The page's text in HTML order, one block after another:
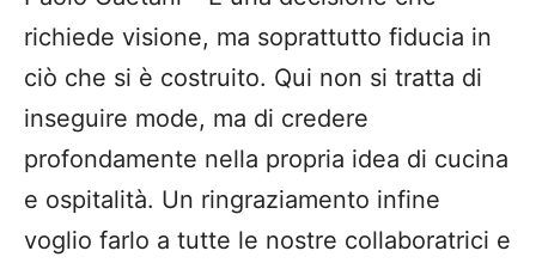
richiede visione, ma soprattutto fiducia in
ciò che si è costruito. Qui non si tratta di
inseguire mode, ma di credere
profondamente nella propria idea di cucina
e ospitalità. Un ringraziamento infine
voglio farlo a tutte le nostre collaboratrici e